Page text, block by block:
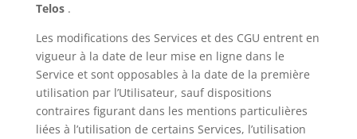
Telos.
Les modifications des Services et des CGU entrent en
vigueur à la date de leur mise en ligne dans le
Service et sont opposables à la date de la première
utilisation par l’Utilisateur, sauf dispositions
contraires figurant dans les mentions particulières
liées à l’utilisation de certains Services, l’utilisation